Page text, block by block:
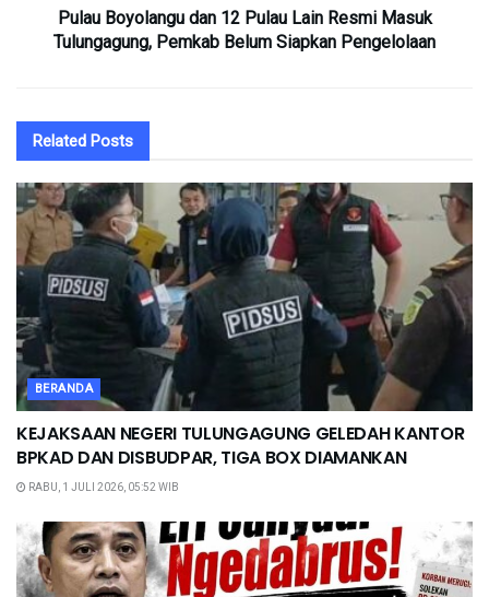
Pulau Boyolangu dan 12 Pulau Lain Resmi Masuk
Tulungagung, Pemkab Belum Siapkan Pengelolaan
Related Posts
BERANDA
KEJAKSAAN NEGERI TULUNGAGUNG GELEDAH KANTOR
BPKAD DAN DISBUDPAR, TIGA BOX DIAMANKAN
RABU, 1 JULI 2026, 05:52 WIB